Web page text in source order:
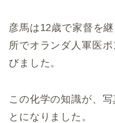
彦馬は12歳で家督を
所でオランダ人軍医
びました。
この化学の知識が、
とになりました。